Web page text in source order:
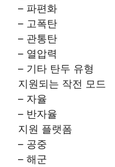
– 파편화
– 고폭탄
– 관통탄
– 열압력
– 기타 탄두 유형
지원되는 작전 모드
– 자율
– 반자율
지원 플랫폼
– 공중
– 해군